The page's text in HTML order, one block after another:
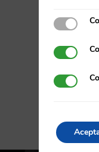
Cookies
Cookies
Cookies